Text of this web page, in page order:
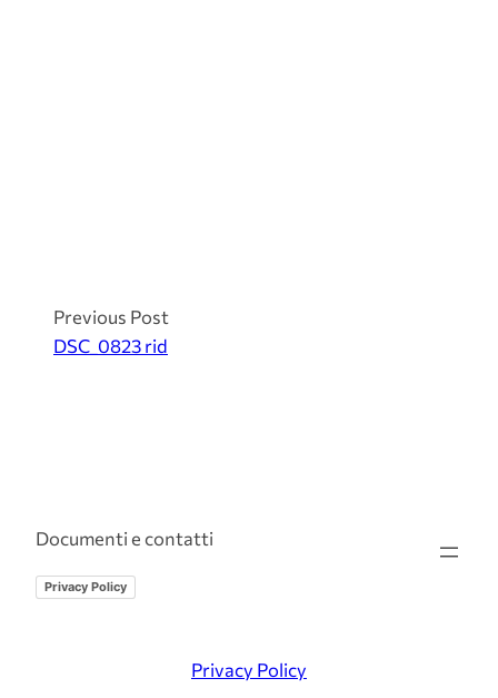
Previous Post
DSC_0823 rid
Documenti e contatti
Privacy Policy
Privacy Policy